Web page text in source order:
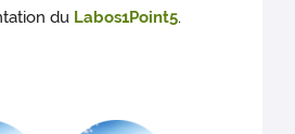
du Labos1Point5.